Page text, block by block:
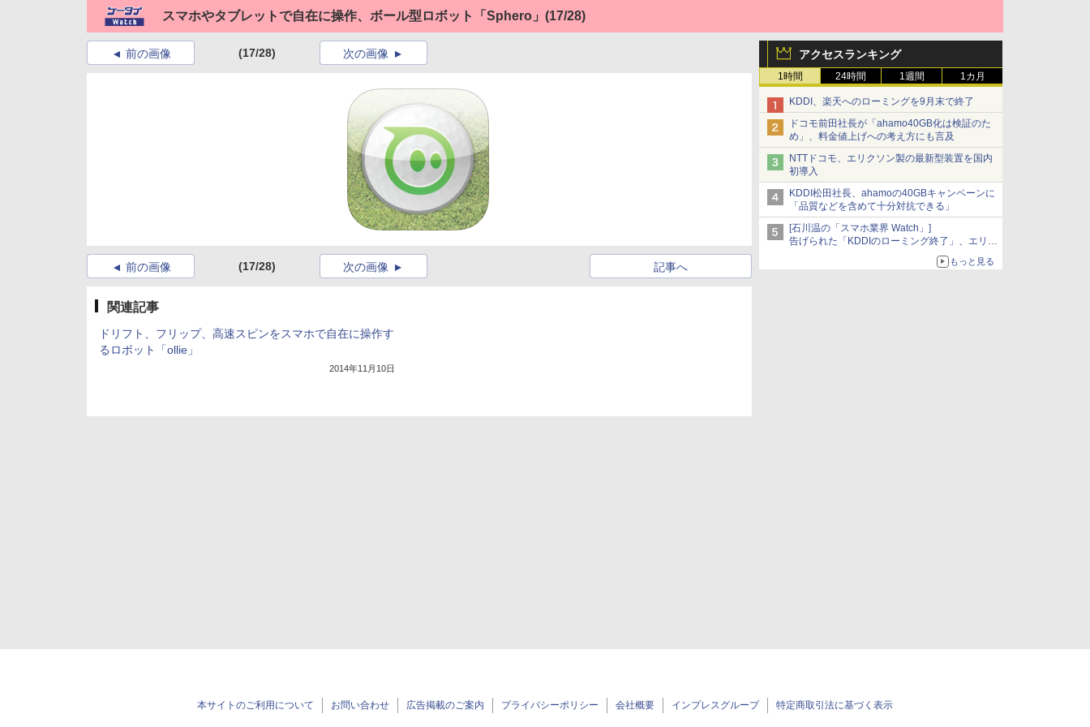
スマホやタブレットで自在に操作、ボール型ロボット「Sphero」 (17/28)
アクセスランキング
1時間 24時間 1週間 1カ月
KDDI、楽天へのローミングを9月末で終了
ドコモ前田社長が「ahamo40GB化は検証のた
め」、料金値上げへの考え方にも言及
NTTドコモ、エリクソン製の最新型装置を国内
初導入
KDDI松田社長、ahamoの40GBキャンペーンに
「品質などを含めて十分対抗できる」
[石川温の「スマホ業界 Watch」]
告げられた「KDDIのローミング終了」、エリア
マップの落とし穴と楽天モバイルの課題
もっと見る
前の画像 (17/28) 次の画像
前の画像 (17/28) 記事へ
次の画像
関連記事
ドリフト、フリップ、高速スピンをスマホで自在に操作す
るロボット「ollie」
2014年11月10日
本サイトのご利用について お問い合わせ 広告掲載のご案内 プライバシーポリシー 会社概要 インプレスグループ 特定商取引法に基づく表示